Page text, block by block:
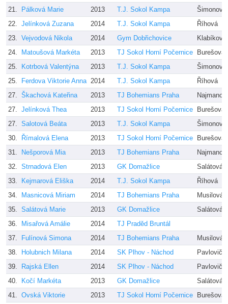
21.
Pálková Marie 2013 T.J. Sokol Kampa
22. Jelínková Zuzana 2014 T.J. Sokol Kampa
Říhová
23. Vejvodová Nikola 2014 Gym Dobřichovice
24.
Matoušová Markéta 2013 TJ Sokol Horní Počernice
25.
Kotrbová Valentýna 2013 T.J. Sokol Kampa
25.
Ferdova Viktorie Anna 2014 T.J. Sokol Kampa
Říhová
27. Škachová Kateřina 2013 TJ Bohemians Praha
27. Jelínková Thea 2013 TJ Sokol Horní Počernice
27. Salotová Beáta 2013 T.J. Sokol Kampa
30.
Římalová Elena 2013 TJ Sokol Horní Počernice
31.
Nešporová Mia 2013 TJ Bohemians Praha
32. Strnadová Elen 2013 GK Domažlice
Salátová
33.
Kejmarová Eliška 2014 T.J. Sokol Kampa
Říhová
34.
Masnicová Miriam 2014 TJ Bohemians Praha
Musilová,
35. Salátová Marie 2013 GK Domažlice
Salátová
36.
Misařová Amálie 2014
TJ Praděd Bruntál
37.
Fulínová Simona 2014 TJ Bohemians Praha
Musilová,
38.
Holubnich Milana 2014 SK Plhov - Náchod
39.
Rajská Ellen 2014 SK Plhov - Náchod
40.
Kočí Markéta 2013 GK Domažlice
Salátová
41. Ovská Viktorie 2013 TJ Sokol Horní Počernice